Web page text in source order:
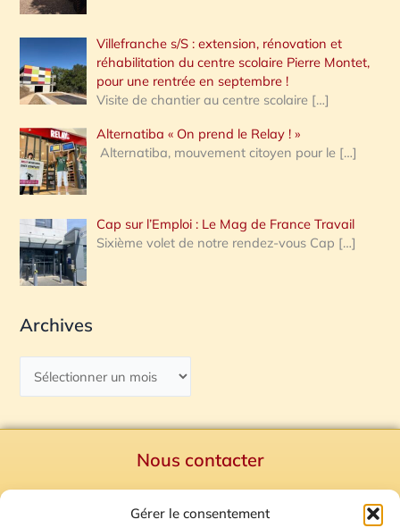
Gérer le consentement
Villefranche s/S : extension, rénovation et
réhabilitation du centre scolaire Pierre Montet,
pour une rentrée en septembre !
Visite de chantier au centre scolaire […]
Alternatiba « On prend le Relay ! »
Alternatiba, mouvement citoyen pour le […]
Cap sur l’Emploi : Le Mag de France Travail
Sixième volet de notre rendez-vous Cap […]
Archives
Nous contacter